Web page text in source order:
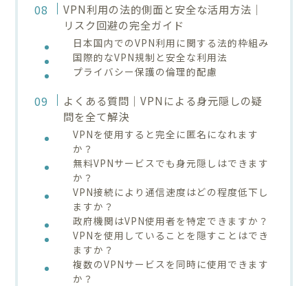
VPN利用の法的側面と安全な活用方法｜
リスク回避の完全ガイド
日本国内でのVPN利用に関する法的枠組み
国際的なVPN規制と安全な利用法
プライバシー保護の倫理的配慮
よくある質問｜VPNによる身元隠しの疑
問を全て解決
VPNを使用すると完全に匿名になれます
か？
無料VPNサービスでも身元隠しはできます
か？
VPN接続により通信速度はどの程度低下し
ますか？
政府機関はVPN使用者を特定できますか？
VPNを使用していることを隠すことはでき
ますか？
複数のVPNサービスを同時に使用できます
か？